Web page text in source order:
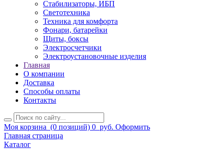
Стабилизаторы, ИБП
Светотехника
Техника для комфорта
Фонари, батарейки
Щиты, боксы
Электросчетчики
Электроустановочные изделия
Главная
О компании
Доставка
Способы оплаты
Контакты
Моя корзина (0 позиций) 0 руб. Оформить
Главная страница
Каталог